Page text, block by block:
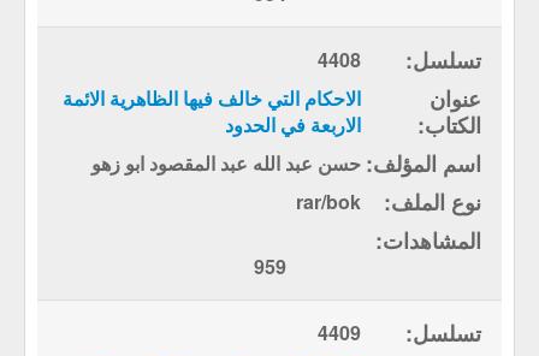
4408
الاحكام التي خالف فيها الظاهرية الائمة
الاربعة في الحدود
حسن عبد الله عبد المقصود ابو زهو
rar/bok
959
4409